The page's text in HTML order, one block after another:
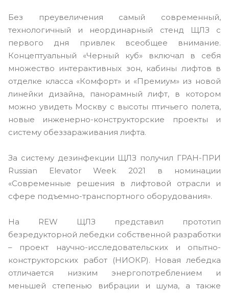
Без преувеличения самый современный,
технологичный и неординарный стенд ЩЛЗ с
первого дня привлек всеобщее внимание.
Концептуальный «Черный куб» включал в себя
множество интерактивных зон, кабины лифтов в
отделке класса «Комфорт» и «Премиум» из новой
линейки дизайна, панорамный лифт, в котором
можно увидеть Москву с высоты птичьего полета,
новые инженерно-конструкторские проекты и
систему обеззараживания лифта.
За систему дезинфекции ЩЛЗ получил ГРАН-ПРИ
Russian Elevator Week 2021 в номинации
«Современные решения в лифтовой отрасли и
сфере подъемно-транспортного оборудования».
На REW ЩЛЗ представил прототип
безредукторной лебедки собственной разработки
– проект научно-исследовательских и опытно-
конструкторских работ (НИОКР). Новая лебедка
отличается низким энергопотреблением и
меньшей степенью вибрации и шума, а также